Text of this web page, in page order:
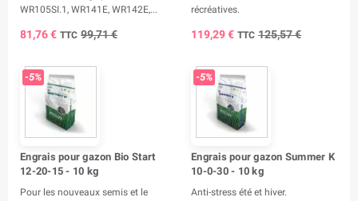
WR105SI.1, WR141E, WR142E,...
81,76 € TTC 99,71 €
récréatives.
119,29 € TTC 125,57 €
-5%
Engrais pour gazon Bio Start
12-20-15 - 10 kg
Pour les nouveaux semis et le
-5%
Engrais pour gazon Summer K
10-0-30 - 10 kg
Anti-stress été et hiver.